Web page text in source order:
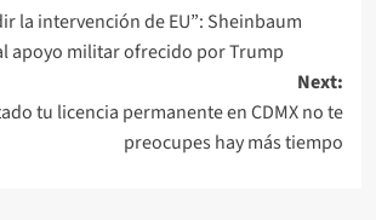
la intervención de EU”: Sheinbaum
apoyo militar ofrecido por Trump
Next:
tu licencia permanente en CDMX no te
preocupes hay más tiempo